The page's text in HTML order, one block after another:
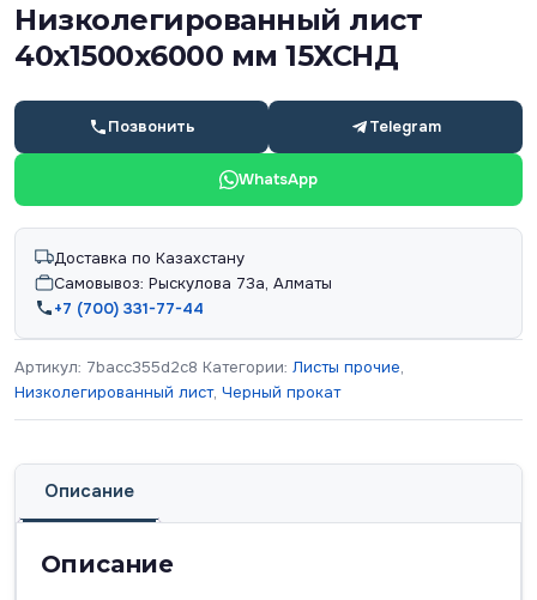
Низколегированный лист
40х1500х6000 мм 15ХСНД
Позвонить Telegram
WhatsApp
Доставка по Казахстану
Самовывоз: Рыскулова 73а, Алматы
+7 (700) 331-77-44
Артикул: 7bacc355d2c8 Категории: Листы прочие,
Низколегированный лист, Черный прокат
Описание
Описание